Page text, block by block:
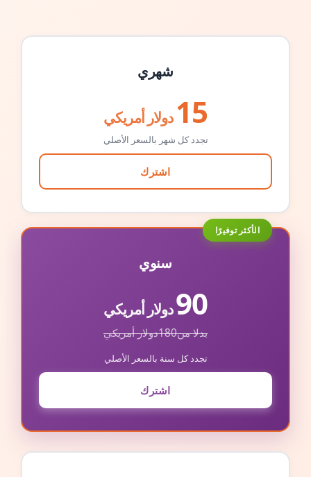
شهري
15 دولار أمريكي
تجدد كل شهر بالسعر الأصلي
اشترك
الأكثر توفيرًا
سنوي
90دولار أمريكي
بدلا من180دولار أمريكي
تجدد كل سنة بالسعر الأصلي
اشترك